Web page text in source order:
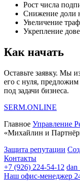
Рост числа
Снижение доли
Увеличение
Укрепление
Как начать
Оставьте заявку. Мы
его с нуля,
под задачи бизнеса.
SERM.ONLINE
Главное Управление
«Михайлин и
Защита репутации
Контакты
+7 (926) 224-54-12
Наш офис-менеджер